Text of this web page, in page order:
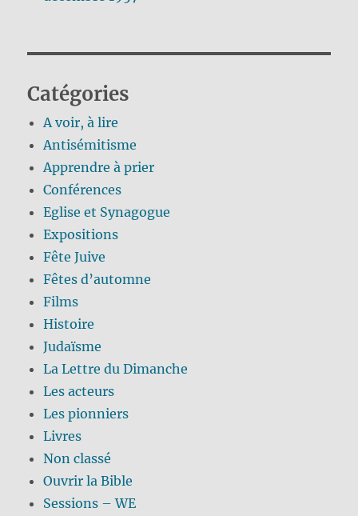
Catégories
A voir, à lire
Antisémitisme
Apprendre à prier
Conférences
Eglise et Synagogue
Expositions
Fête Juive
Fêtes d’automne
Films
Histoire
Judaïsme
La Lettre du Dimanche
Les acteurs
Les pionniers
Livres
Non classé
Ouvrir la Bible
Sessions – WE